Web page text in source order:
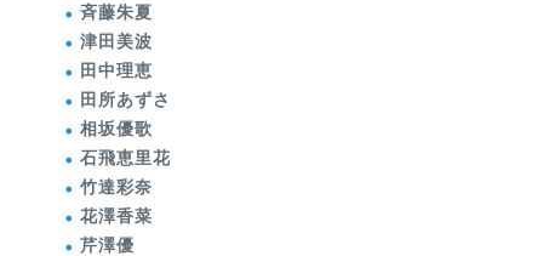
斉藤朱夏
津田美波
田中理恵
田所あずさ
相坂優歌
石飛恵里花
竹達彩奈
花澤香菜
芹澤優